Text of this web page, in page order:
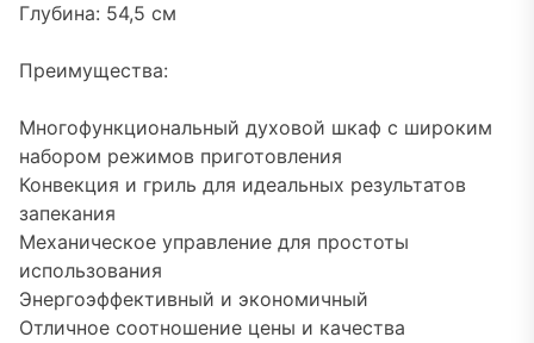
Глубина: 54,5 см
Преимущества:
Многофункциональный духовой шкаф с широким
набором режимов приготовления
Конвекция и гриль для идеальных результатов
запекания
Механическое управление для простоты
использования
Энергоэффективный и экономичный
Отличное соотношение цены и качества